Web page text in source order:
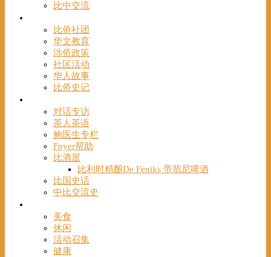
比中交流
比侨社团
华文教育
涉侨政策
社区活动
华人故事
比侨史记
对话专访
茶人茶语
鲍医生专栏
Foyer帮助
比酒屋
比利时精酿De Feniks 帝翡尼啤酒
比国史话
中比交流史
美食
休闲
活动召集
健康